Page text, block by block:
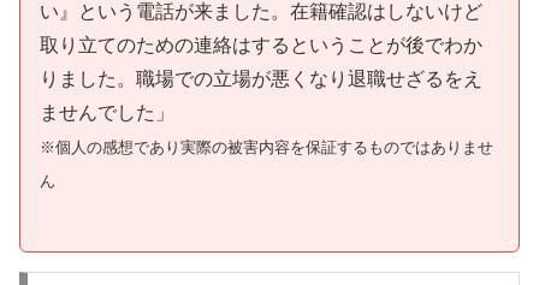
い』という電話が来ました。在籍確認はしないけど
取り立てのための連絡はするということが後でわか
りました。職場での立場が悪くなり退職せざるをえ
ませんでした」
※個人の感想であり実際の被害内容を保証するものではありませ
ん